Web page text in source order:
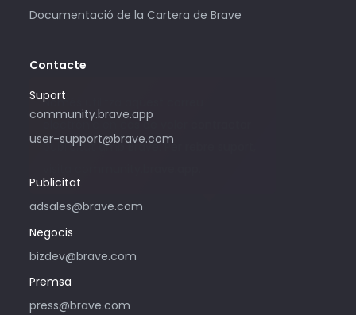
Documentació de la Cartera de Brave
Contacte
Suport
community.brave.app
user-support@brave.com
Publicitat
adsales@brave.com
Només utilitza aquest correu
electrònic en cas de voler contractar
publicitat amb Brave. Per rebre suport,
Negocis
bizdev@brave.com
Premsa
press@brave.com